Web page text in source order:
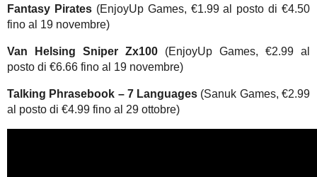
Fantasy Pirates(EnjoyUp Games, €1.99 al posto di €4.50
fino al 19 novembre)
Van Helsing Sniper Zx100 (EnjoyUp Games, €2.99 al
posto di €6.66 fino al 19 novembre)
Talking Phrasebook – 7 Languages (Sanuk Games, €2.99
al posto di €4.99 fino al 29 ottobre)